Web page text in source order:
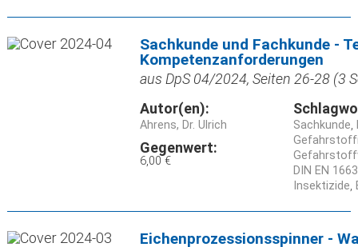
Sachkunde und Fachkunde -
Kompetenzanforderungen
aus DpS 04/2024, Seiten 26-28 (3
Autor(en):
Ahrens, Dr. Ulrich
Gegenwert:
6,00 €
Sachkunde
DIN EN
Insektizide
Eichenprozessionsspinner -